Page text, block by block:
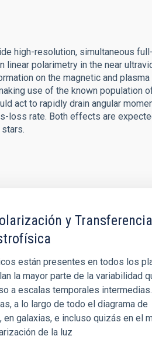
high-resolution, simultaneous
polarimetry in the near
on the magnetic and
use of the known population
act to rapidly drain angular
loss rate. Both effects are
y Transferencia
están presentes en todos los
la mayor parte de la variabilidad
a escalas temporales
a lo largo de todo el diagrama de
galaxias, e incluso quizás en el
de la luz